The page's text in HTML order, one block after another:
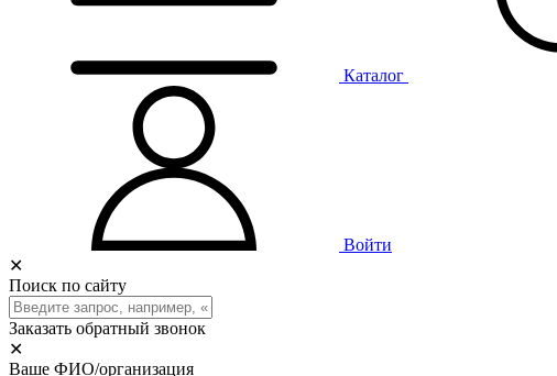
Каталог
Войти
✕
Поиск по сайту
Заказать обратный звонок
✕
Ваше ФИО/организация